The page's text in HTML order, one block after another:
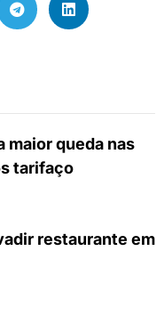
maior queda nas
tarifaço
restaurante em